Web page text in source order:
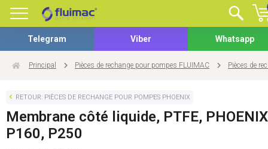
Telegram Viber Whatsapp
Principal Pièces de rechange pour pompes FLUIMAC Pièces de
RETOUR: PIÈCES DE RECHANGE POUR POMPES PHOENIX
Membrane côté liquide, PTFE, PHOENIX
P160, P250